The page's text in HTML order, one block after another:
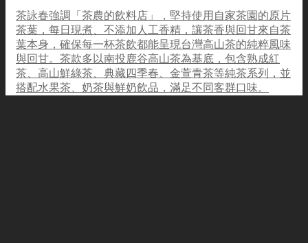
茶詠春強調「茶農的飲料店」，堅持使用自家茶園的原片
茶葉，每日現煮、不添加人工香精，讓茶香與回甘來自茶
葉本身，確保每一杯茶飲都能呈現台灣高山茶的純粹風味
與回甘。茶款多以南投鹿谷高山茶為基底，包含熟成紅
茶、高山鮮綠茶、典藏四季春、金萱青茶等純茶系列，並
搭配水果茶、奶茶與鮮奶飲品，滿足不同客群口味。